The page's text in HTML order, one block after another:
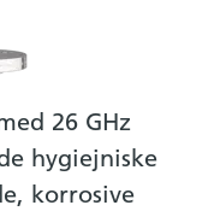
26 GHz
hygiejniske
korrosive